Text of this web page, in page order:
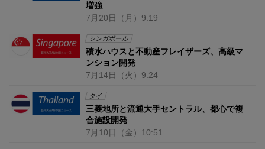
増強
7月20日 （月） 9:19
シンガポール
積水ハウスと不動産フレイザーズ、高級マ
ンション開発
7月14日 （火） 9:24
タイ
三菱地所と流通大手セントラル、都心で複
合施設開発
7月10日 （金） 10:51